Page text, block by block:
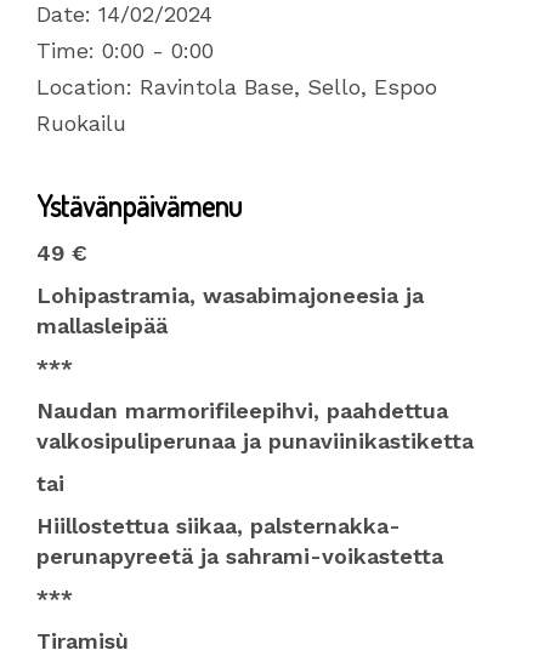
Date: 14/02/2024
Time: 0:00 - 0:00
Location: Ravintola Base, Sello, Espoo
Ruokailu
Ystävänpäivämenu
49 €
Lohipastramia, wasabimajoneesia ja
mallasleipää
***
Naudan marmorifileepihvi, paahdettua
valkosipuliperunaa ja punaviinikastiketta
tai
Hiillostettua siikaa, palsternakka-
perunapyreetä ja sahrami-voikastetta
***
Tiramisù